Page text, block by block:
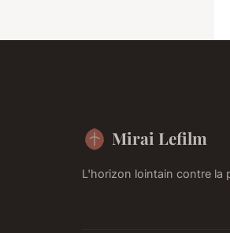
Mirai Lefilm
L'horizon lointain contre la